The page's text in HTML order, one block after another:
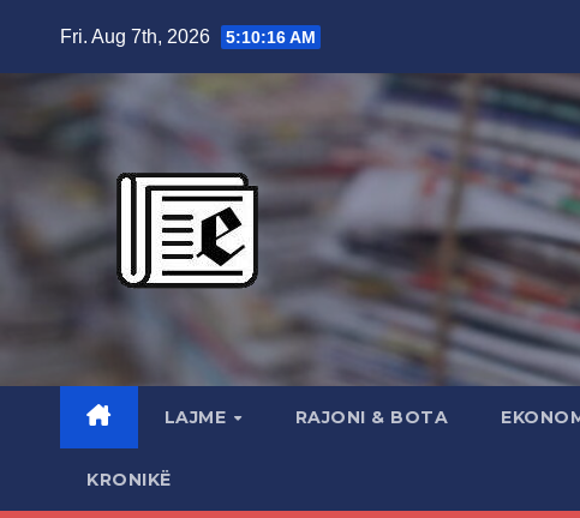
Fri. Aug 7th, 2026 5:10:17 AM
LAJME RAJONI & BOTA
KRONIKË